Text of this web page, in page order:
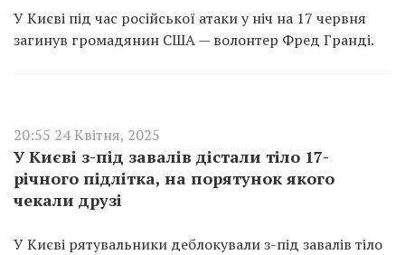
У Києві під час російської атаки у ніч на 17 червня
загинув громадянин США — волонтер Фред Гранді.
20:55 24 Квітня, 2025
У Києві з-під завалів дістали тіло 17-
річного підлітка, на порятунок якого
чекали друзі
У Києві рятувальники деблокували з-під завалів тіло